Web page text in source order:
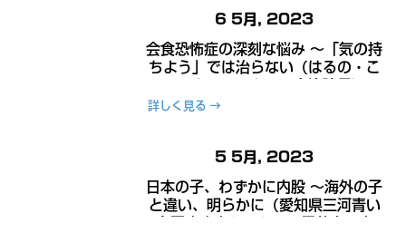
会食恐怖症の深刻な悩み ～「気の持
ちよう」では治らない（はるの・こ
6 5月, 2023
詳しく見る
日本の子、わずかに内股 ～海外の子
と違い、明らかに（愛知県三河青い
5 5月, 2023